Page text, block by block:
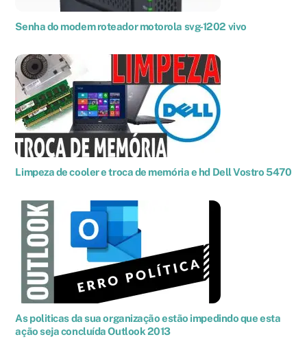
Senha do modem roteador motorola svg-1202 vivo
Limpeza de cooler e troca de memória e hd Dell Vostro 5470
As politicas da sua organização estão impedindo que esta
ação seja concluída Outlook 2013